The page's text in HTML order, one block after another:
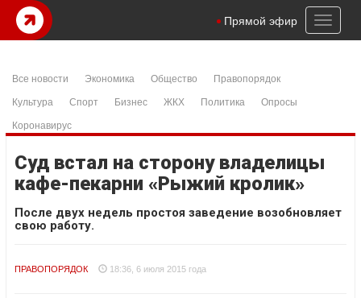
Toggle
Прямой эфир
Все новости Экономика Общество
Правопорядок
Культура
Спорт Бизнес ЖКХ Политика
Опросы
Коронавирус
Суд встал на сторону владелицы
кафе-пекарни «Рыжий кролик»
После двух недель простоя заведение возобновляет
свою работу.
ПРАВОПОРЯДОК 18:36, 6 июля 2015 года